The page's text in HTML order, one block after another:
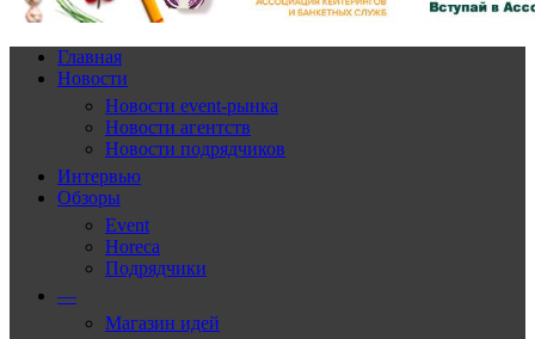
Главная
Новости
Новости event-рынка
Новости агентств
Новости подрядчиков
Интервью
Обзоры
Event
Horeca
Подрядчики
—
Магазин идей